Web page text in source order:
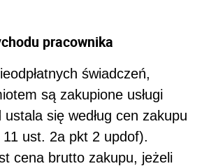
pracownika
świadczeń,
są zakupione usługi
się według cen zakupu
11 ust. 2a pkt 2 updof).
cena brutto zakupu, jeżeli